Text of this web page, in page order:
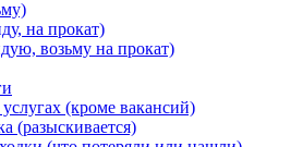
на прокат)
возьму на прокат)
(кроме вакансий)
(разыскивается)